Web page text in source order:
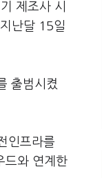
제조사 시
난달 15일
출범시켰
인프라를
드와 연계한